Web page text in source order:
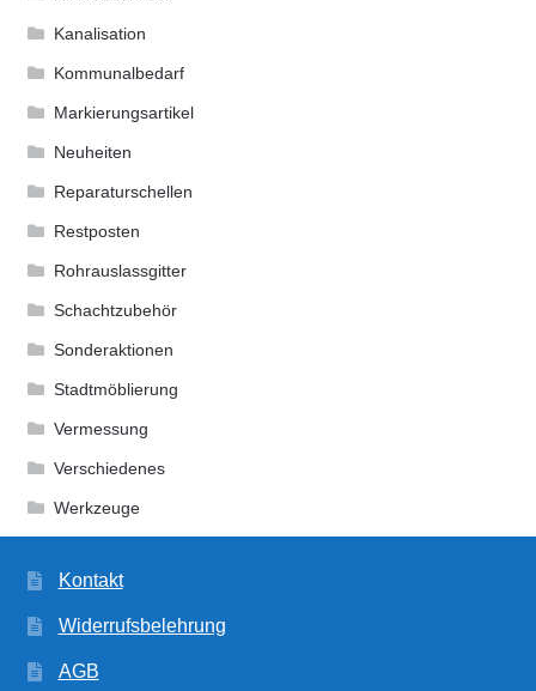
Kanalisation
Kommunalbedarf
Markierungsartikel
Neuheiten
Reparaturschellen
Restposten
Rohrauslassgitter
Schachtzubehör
Sonderaktionen
Stadtmöblierung
Vermessung
Verschiedenes
Werkzeuge
Kontakt
Widerrufsbelehrung
AGB